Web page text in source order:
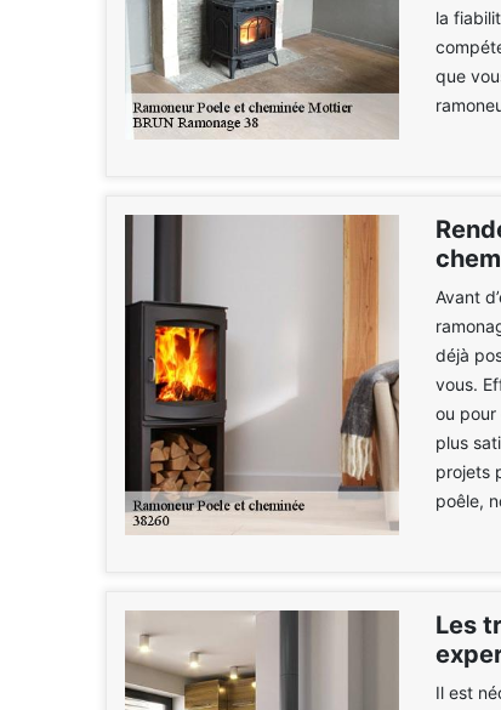
la
que
Avant
déjà
vous.
ou pour
plus
projets
poêle,
Les
Il est